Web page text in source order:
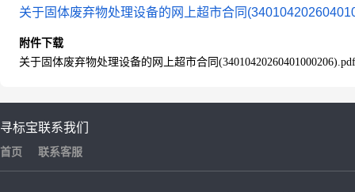
关于固体废弃物处理设备的网上超市合同
附件下载
关于固体废弃物处理设备的网上超市合同(34010420260401000206).pdf
寻标宝
首页
联系我们
联系客服